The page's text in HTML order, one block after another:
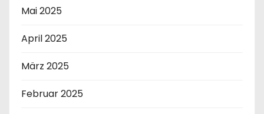
Mai 2025
April 2025
März 2025
Februar 2025